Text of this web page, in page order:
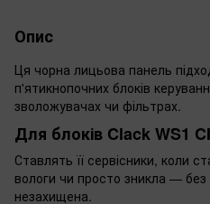
Опис
Ця чорна лицьова панель
п'ятикнопочних блоків
зволожувачах чи фільтрах.
Для блоків Clack WS1
Ставлять її сервісники, коли
вологи чи просто зникла — без
незахищена.